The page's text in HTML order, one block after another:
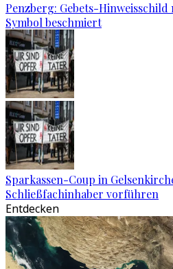
Penzberg: Gebets-
Symbol beschmiert
Sparkassen-Coup in
Schließfachinhaber vorführen
Entdecken